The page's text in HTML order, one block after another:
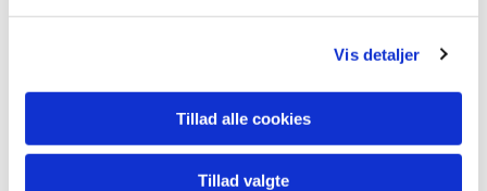
Vis detaljer
Tillad alle cookies
Tillad valgte